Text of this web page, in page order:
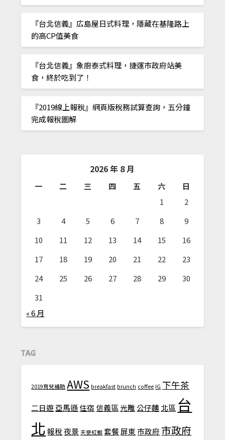
『台北信義』広島屋日式料理，隱藏在基隆路上
的高CP值美食
『台北信義』象廚泰式料理，捷運市政府站美
食，終於吃到了！
『2019線上報稅』網頁版稅務試算查詢，五分鐘
完成報稅圖解
2026 年 8 月
一 二 三 四 五 六
日
1
2
3
4 5 6 7 8
9
10
11 12 13 14 15
16
17
18 19 20 21 22
23
24
25 26 27 28 29
30
31
« 6 月
TAG
2019育兒補助 AWS breakfast brunch coffee IG 下午茶
二日遊亞馬遜住宿 信義區 光雕 公仔麵 北區 台
北 報稅 夜景 天使紅蝦 套餐屏東 市政府 市政府